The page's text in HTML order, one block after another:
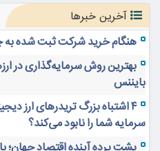
آخرین خبرها
هنگام خرید شرکت ثبت شده به
بهترین روش سرمایه‌گذاری در
بایننس
۴ اشتباه بزرگ تریدرهای ارز
سرمایه شما را نابود می‌کند؟